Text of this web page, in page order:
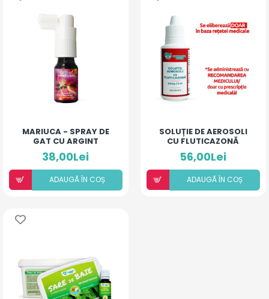
MARIUCA - SPRAY DE
GAT CU ARGINT
COLOIDAL SI
ANTIBIOTIC - COMPLEX
- 10 ML
38,00Lei
ADAUGÃ ÎN COȘ
SOLUȚIE DE AEROSOLI
CU FLUTICAZONĂ
(20ML)
56,00Lei
ADAUGÃ ÎN COȘ